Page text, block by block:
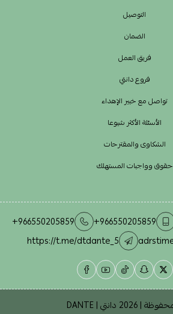
التوصيل
الضمان
فريق العمل
فروع دانتي
تواصل مع خبير الإهداء
الأسئلة الأكثر شيوعا
الشكاوى والمقترحات
حقوق وواجبات المستهلك
+966550205859
+966550205859
https://t.me/dtdante_5
| 2026 دانتي | DANTE